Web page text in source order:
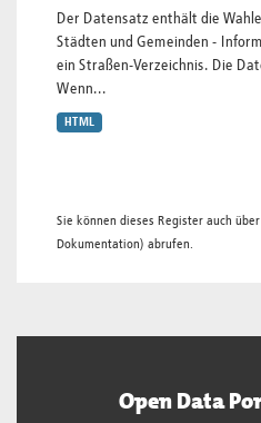
Der Datensatz enthält die
Städten und Gemeinden -
ein Straßen-Verzeichnis. Die
Wenn...
HTML
Sie können dieses Register auch
Dokumentation) abrufen.
Open Data